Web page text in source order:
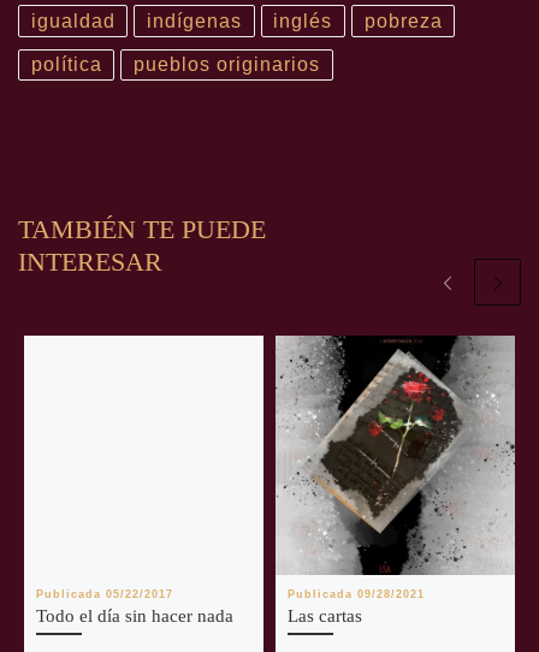
igualdad indígenas inglés pobreza
política pueblos originarios
TAMBIÉN TE PUEDE
INTERESAR
Publicada05/22/2017
Todo el día sin hacer nada
Publicada09/28/2021
Las cartas